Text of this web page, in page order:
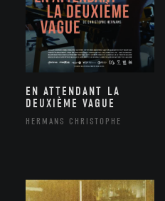
EN ATTENDANT LA
DEUXIÈME VAGUE
HERMANS CHRISTOPHE